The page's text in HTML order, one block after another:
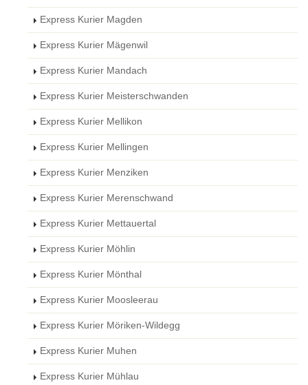
Express Kurier Magden
Express Kurier Mägenwil
Express Kurier Mandach
Express Kurier Meisterschwanden
Express Kurier Mellikon
Express Kurier Mellingen
Express Kurier Menziken
Express Kurier Merenschwand
Express Kurier Mettauertal
Express Kurier Möhlin
Express Kurier Mönthal
Express Kurier Moosleerau
Express Kurier Möriken-Wildegg
Express Kurier Muhen
Express Kurier Mühlau